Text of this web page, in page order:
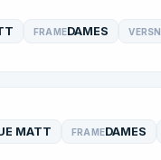
FRAMEDAMES VERSN.
MATT FRAMEDAMES